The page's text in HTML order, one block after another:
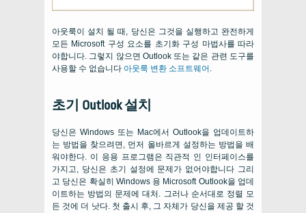
아웃룩이 설치 될 때, 당신은 그것을 실행하고 완전하게
모든 Microsoft 구성 요소를 초기화 구성 마법사를 따라
야합니다. 그렇지 않으면 Outlook 또는 같은 관련 도구를
사용할 수 없습니다 아웃룩 변환 소프트웨어 .
초기 Outlook 설치
당신은 Windows 또는 Mac에서 Outlook을 업데이트하
는 방법을 찾으려면, 먼저 올바르게 설정하는 방법을 배
워야한다. 이 응용 프로그램은 직관적 인 인터페이스를
가지고, 당신은 초기 설정에 문제가 없어야합니다 그리
고 당신은 확실히 Windows 용 Microsoft Outlook을 업데
이트하는 방법의 문제에 대처. 그러나 순서대로 정렬 모
든 것에 더 낫다. 첫 출시 후, 그 자체가 당신을 제공 할 것